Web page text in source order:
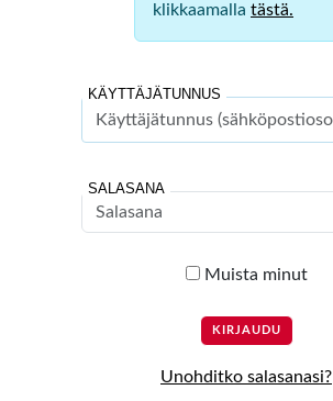
klikkaamalla tästä.
KÄYTTÄJÄTUNNUS
SALASANA
Muista minut
Unohditko salasanasi?